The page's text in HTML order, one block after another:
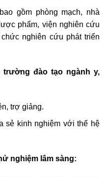
gồm phòng mạch, nhà
phẩm, viện nghiên cứu
nghiên cứu phát triển
trường đào tạo ngành y,
trợ giảng.
sẻ kinh nghiệm với thế hệ
nghiệm lâm sàng: